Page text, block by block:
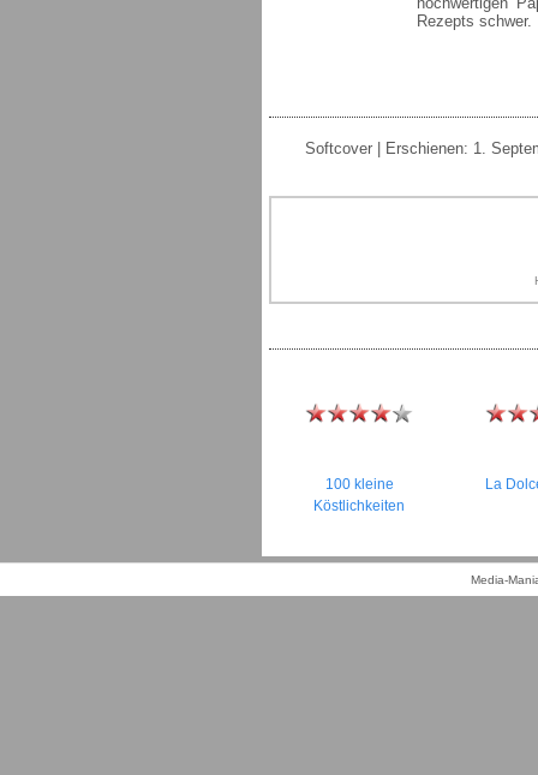
Rezepts schwer.
Softcover | Erschienen: 1.
100 kleine
Köstlichkeiten
La
Media-